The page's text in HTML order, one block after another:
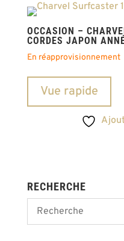
OCCASION –
CORDES JAPON
En réapprovisionnement
Vue rapide
RECHERCHE